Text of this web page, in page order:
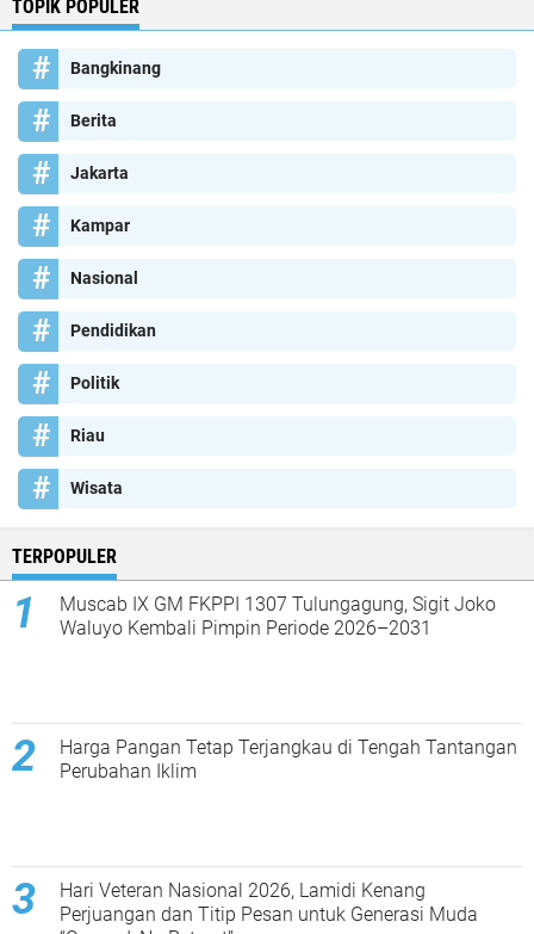
TOPIK POPULER
Bangkinang
Berita
Jakarta
Kampar
Nasional
Pendidikan
Politik
Riau
Wisata
TERPOPULER
Muscab IX GM FKPPI 1307 Tulungagung, Sigit Joko
Waluyo Kembali Pimpin Periode 2026–2031
Harga Pangan Tetap Terjangkau di Tengah Tantangan
Perubahan Iklim
Hari Veteran Nasional 2026, Lamidi Kenang
Perjuangan dan Titip Pesan untuk Generasi Muda